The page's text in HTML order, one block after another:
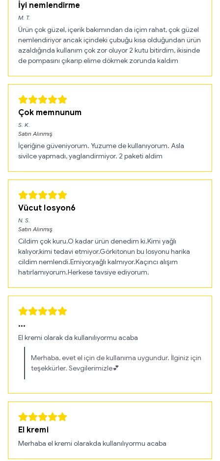
İyi nemlendirme
M. T.
Ürün çok güzel, içerik bakımından da içim rahat, çok güzel
nemlendiriyor ancak içindeki çubuğu kısa olduğundan ürün
azaldığında kullanım çok zor oluyor 2 kutu bitirdim, ikisinde
de pompasını çıkarıp elime dökmek zorunda kaldım
Çok memnunum
S. K.
Satın Alınmış
İçeriğine güveniyorum. Yuzume de kullanıyorum. Asla
sivilce yapmadı, yaglandirmiyor. 2 paketi aldim
Vücut losyon6
N. S.
Satın Alınmış
Cildim çok kuru.O kadar ürün denedim ki.Kimi yağlı
kalıyor,kimi tedavi etmiyor.Görkitonun bu losyonu harika
cildim nemlendi.Emiyor,yağlı kalmıyor.Kaçıncı alışım
hatırlamıyorum.Herkese tavsiye ediyorum.
...
El kremi olarak da kullanılıyormu acaba
Merhaba, evet el için de kullanıma uygundur. İlginiz için
teşekkürler. Sevgilerimizle💕
El kremi
Merhaba el kremi olarakda kullanılıyormu acaba